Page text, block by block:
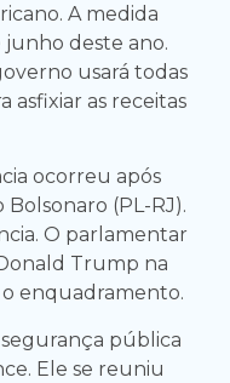
A medida
junho deste ano.
usará todas
asfixiar as receitas
ocorreu após
(PL-RJ).
O parlamentar
Trump na
enquadramento.
pública
Ele se reuniu